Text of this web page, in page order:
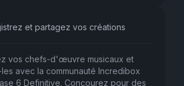
et partagez vos créations
vos chefs-d'œuvre musicaux et
avec la communauté Incredibox
6 Definitive. Concourez pour des